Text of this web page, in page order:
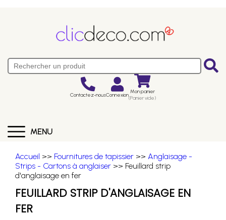
Contactez-nousConnexion Mon panier
(Panier vide)
MENU
Accueil >> Fournitures de tapissier >> Anglaisage -
Strips - Cartons à anglaiser >> Feuillard strip
d'anglaisage en fer
FEUILLARD STRIP D'ANGLAISAGE EN
FER